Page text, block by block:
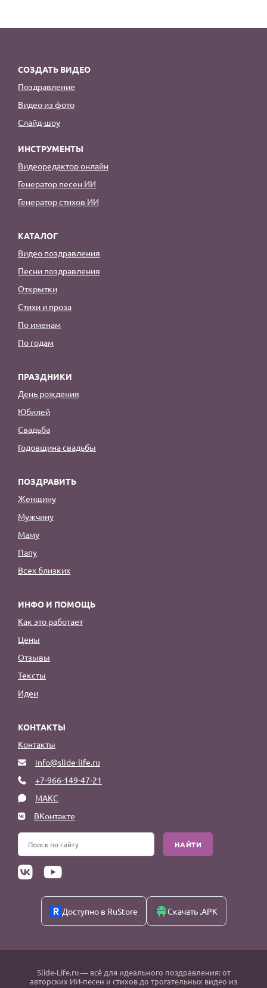
СОЗДАТЬ ВИДЕО
Поздравление
Видео из фото
Слайд-шоу
ИНСТРУМЕНТЫ
Видеоредактор онлайн
Генератор песен ИИ
Генератор стихов ИИ
КАТАЛОГ
Видео поздравления
Песни поздравления
Открытки
Стихи и проза
По именам
По годам
ПРАЗДНИКИ
День рождения
Юбилей
Свадьба
Годовщина свадьбы
ПОЗДРАВИТЬ
Женщину
Мужчину
Маму
Папу
Всех близких
ИНФО И ПОМОЩЬ
Как это работает
Цены
Отзывы
Тексты
Идеи
КОНТАКТЫ
Контакты
info@slide-life.ru
+7-966-149-47-21
МАКС
ВКонтакте
НАЙТИ
Доступно в RuStore Скачать .APK
Slide-Life.ru— всё для идеального поздравления: от
авторских ИИ-песен и стихов до трогательных видео из